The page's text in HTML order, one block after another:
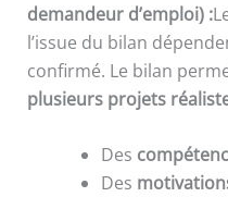
demandeur d’emploi) :
l’issue du bilan
confirmé. Le bilan
plusieurs projets
Des
Des